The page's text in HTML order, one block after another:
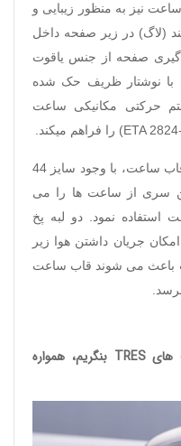
نیز به منظور زیبایی و
(لاگ) در زیر صفحه داخل
گیری صفحه از جنس یاقوت
نوشتار ظریف حک شده
حرکتی مکانیکی ساعت
ETA) را فراهم میکند.
به لطف نحوه طراحی اتصال بند به قاب ساعت، با وجود سایز 44
سری از ساعت ها را می
استفاده نمود. دو لبه پخ
جریان داشتن هوا زیر
باعث می شوند قاب ساعت
از هر منظری به سری جدید ساعت های TRES بنگریم، همواره